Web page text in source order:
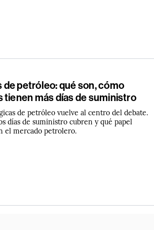
petróleo: qué son, cómo
tienen más días de suministro
de petróleo vuelve al centro del debate.
días de suministro cubren y qué papel
el mercado petrolero.